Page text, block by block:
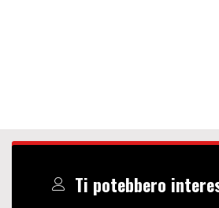
Ti potebbero